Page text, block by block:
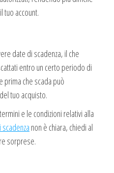
account.
date di scadenza, il che
entro un certo periodo di
prima che scada può
tuo acquisto.
e le condizioni relativi alla
scadenza non è chiara, chiedi al
sorprese.